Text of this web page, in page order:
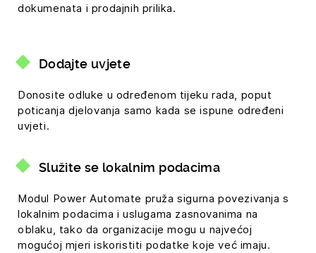
dokumenata i prodajnih prilika.
Dodajte uvjete
Donosite odluke u određenom tijeku rada, poput
poticanja djelovanja samo kada se ispune određeni
uvjeti.
Služite se lokalnim podacima
Modul Power Automate pruža sigurna povezivanja s
lokalnim podacima i uslugama zasnovanima na
oblaku, tako da organizacije mogu u najvećoj
mogućoj mjeri iskoristiti podatke koje već imaju.